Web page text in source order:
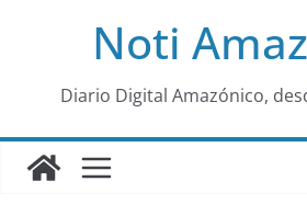
al
Noti
Diario Digital Amazónico,